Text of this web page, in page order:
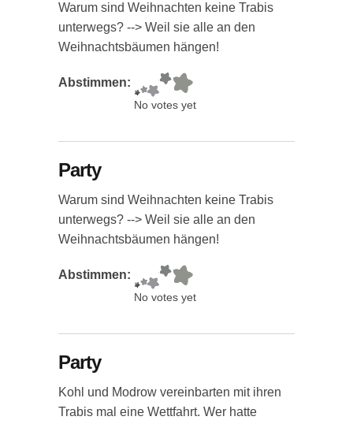
Warum sind Weihnachten keine Trabis
unterwegs? --> Weil sie alle an den
Weihnachtsbäumen hängen!
Abstimmen:
No votes yet
Party
Warum sind Weihnachten keine Trabis
unterwegs? --> Weil sie alle an den
Weihnachtsbäumen hängen!
Abstimmen:
No votes yet
Party
Kohl und Modrow vereinbarten mit ihren
Trabis mal eine Wettfahrt. Wer hatte